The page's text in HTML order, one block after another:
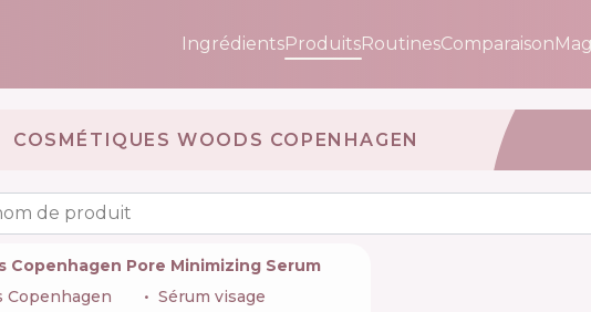
IngrédientsProduitsRoutinesComparaison
COSMÉTIQUES WOODS COPENHAGEN 🇩🇰
de produit
Copenhagen Pore Minimizing Serum
Copenhagen
Sérum visage